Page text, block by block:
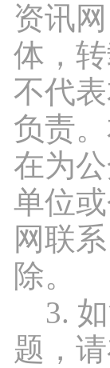
资讯
体，
不代
负责
在为
单位
网联
除。
3. 如
题，